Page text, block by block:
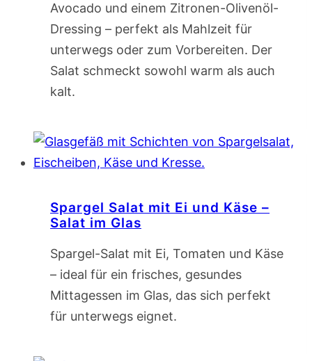
Avocado und einem Zitronen-Olivenöl-
Dressing – perfekt als Mahlzeit für
unterwegs oder zum Vorbereiten. Der
Salat schmeckt sowohl warm als auch
kalt.
Spargel Salat mit Ei und Käse –
Salat im Glas
Spargel-Salat mit Ei, Tomaten und Käse
– ideal für ein frisches, gesundes
Mittagessen im Glas, das sich perfekt
für unterwegs eignet.